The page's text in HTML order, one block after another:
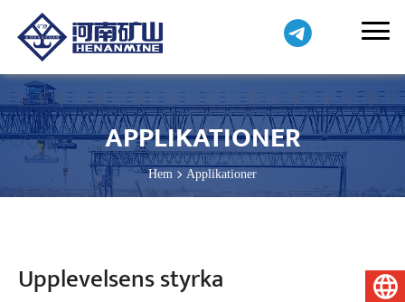
APPLIKATIONER
Hem Applikationer
Upplevelsens styrka Svenska